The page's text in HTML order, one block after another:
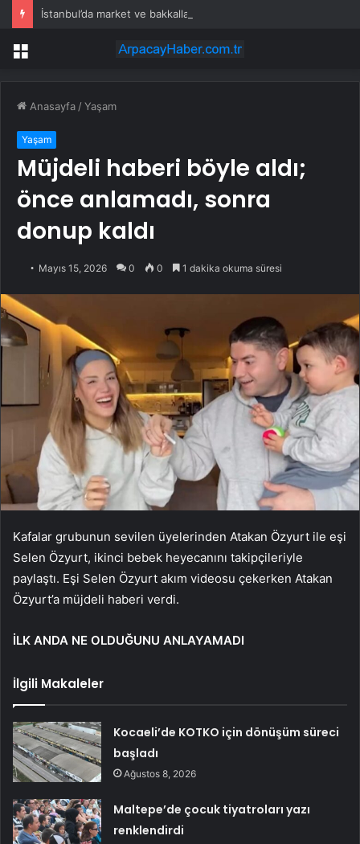
Menü
Anasayfa /Yaşam
Yaşam
Müjdeli haberi böyle aldı;
önce anlamadı, sonra
donup kaldı
Mayıs 15, 2026 0 0 1 dakika okuma süresi
Kafalar grubunun sevilen üyelerinden Atakan Özyurt ile eşi
Selen Özyurt, ikinci bebek heyecanını takipçileriyle
paylaştı. Eşi Selen Özyurt akım videosu çekerken Atakan
Özyurt’a müjdeli haberi verdi.
İLK ANDA NE OLDUĞUNU ANLAYAMADI
İlgili Makaleler
Kocaeli’de KOTKO için dönüşüm süreci
başladı
Ağustos 8, 2026
Maltepe’de çocuk tiyatroları yazı
renklendirdi